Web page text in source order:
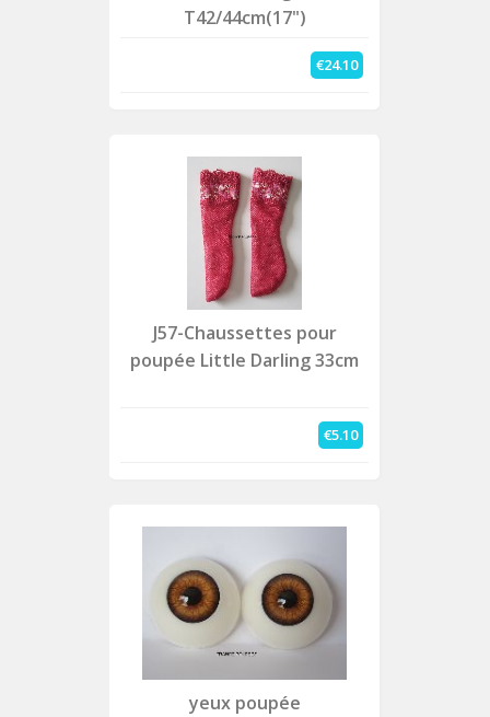
T42/44cm(17")
€24.10
J57-Chaussettes pour
poupée Little Darling 33cm
€5.10
yeux poupée